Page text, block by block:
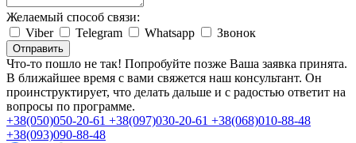
Желаемый способ связи:
Viber
Telegram Whatsapp Звонок
Отправить
Что-то пошло не так! Попробуйте позже Ваша заявка принята.
В ближайшее время с вами свяжется наш консультант. Он
проинструктирует, что делать дальше и с радостью ответит на
вопросы по программе.
+38(050)050-20-61 +38(097)030-20-61 +38(068)010-88-48
+38(093)090-88-48